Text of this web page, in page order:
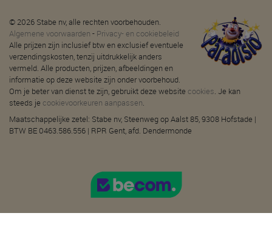
© 2026 Stabe nv, alle rechten voorbehouden.
Algemene voorwaarden - Privacy- en cookiebeleid
Alle prijzen zijn inclusief btw en exclusief eventuele
verzendingskosten, tenzij uitdrukkelijk anders
vermeld. Alle producten, prijzen, afbeeldingen en
informatie op deze website zijn onder voorbehoud.
Om je beter van dienst te zijn, gebruikt deze website cookies. Je kan
steeds je cookievoorkeuren aanpassen.
Maatschappelijke zetel: Stabe nv, Steenweg op Aalst 85, 9308 Hofstade |
BTW BE 0463.586.556 | RPR Gent, afd. Dendermonde